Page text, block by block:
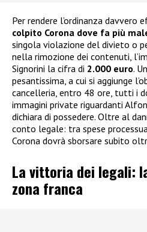
Per rendere l’ordinanza davvero
colpito Corona dove fa più
singola violazione del divieto o
nella rimozione dei contenuti,
Signorini la cifra di 2.000 euro.
pesantissima, a cui si aggiunge
cancelleria, entro 48 ore, tutti i
immagini private riguardanti
dichiara di possedere. Oltre al
conto legale: tra spese
Corona dovrà sborsare subito
La vittoria dei legali:
zona franca